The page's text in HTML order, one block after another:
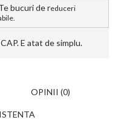
bucuri de reduceri
E atat de simplu.
OPINII (0)